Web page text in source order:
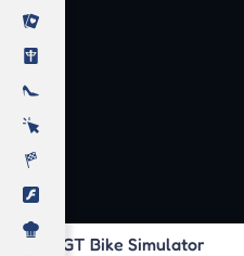
GT Bike Simulator